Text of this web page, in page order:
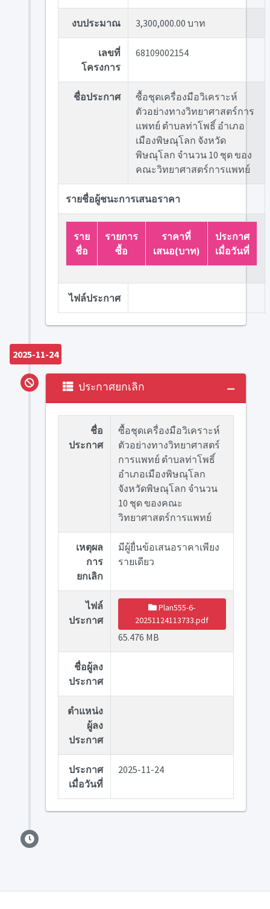
งบประมาณ 3,300,000.00 บาท
เลขที่
โครงการ
68109002154
ชื่อประกาศ
ซื้อชุดเครื่องมือวิเคราะห์
ตัวอย่างทางวิทยาศาสตร์การ
แพทย์ ตำบลท่าโพธิ์ อำเภอ
เมืองพิษณุโลก จังหวัด
พิษณุโลก จำนวน 10 ชุด ของ
คณะวิทยาศาสตร์การแพทย์
รายชื่อผู้ชนะการเสนอราคา
ราย
ชื่อ
รายการ
ซื้อ
ราคาที่
เสนอ(บาท)
ประกาศ
เมื่อวันที่
ไฟล์ประกาศ
2025-11-24
ประกาศยกเลิก
ชื่อ
ประกาศ
ซื้อชุดเครื่องมือวิเคราะห์
ตัวอย่างทางวิทยาศาสตร์
การแพทย์ ตำบลท่าโพธิ์
อำเภอเมืองพิษณุโลก
จังหวัดพิษณุโลก จำนวน
10 ชุด ของคณะ
วิทยาศาสตร์การแพทย์
เหตุผล
การ
ยกเลิก
มีผู้ยื่นข้อเสนอราคาเพียง
รายเดียว
ไฟล์
ประกาศ
Plan555-6-
20251124113733.pdf
65.476 MB
ชื่อผู้ลง
ประกาศ
ตำแหน่ง
ผู้ลง
ประกาศ
ประกาศ
เมื่อวันที่
2025-11-24